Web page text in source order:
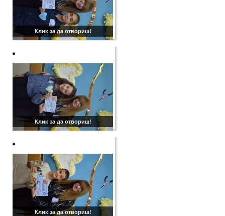
Клик за да отвориш!
Клик за да отвориш!
Клик за да отвориш!